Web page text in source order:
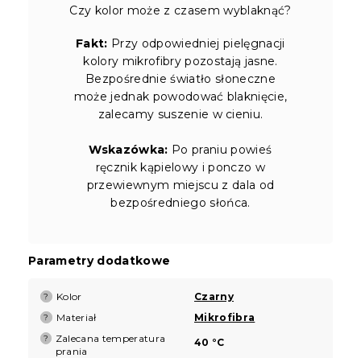
Czy kolor może z czasem wyblaknąć?
Fakt: Przy odpowiedniej pielęgnacji
kolory mikrofibry pozostają jasne.
Bezpośrednie światło słoneczne
może jednak powodować blaknięcie,
zalecamy suszenie w cieniu.
Wskazówka: Po praniu powieś
ręcznik kąpielowy i ponczo w
przewiewnym miejscu z dala od
bezpośredniego słońca.
Parametry dodatkowe
? Kolor Czarny
? Materiał Mikrofibra
?
Zalecana temperatura
prania
40 °C